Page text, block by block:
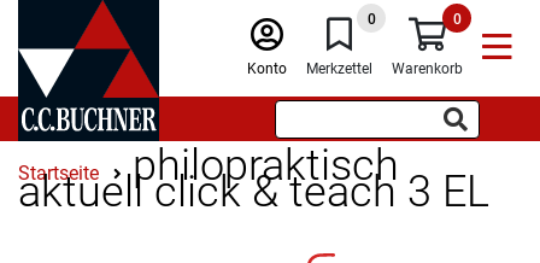
Konto
0
Merkzettel
0
Warenkorb
Startseite philopraktisch
aktuell click & teach 3 EL